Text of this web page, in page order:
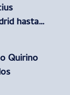
hasta…
Quirino